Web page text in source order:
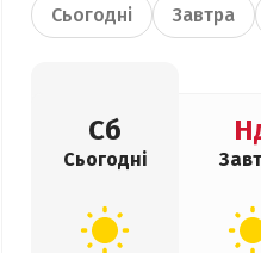
Сьогодні Завтра
Сб
Сьогодні